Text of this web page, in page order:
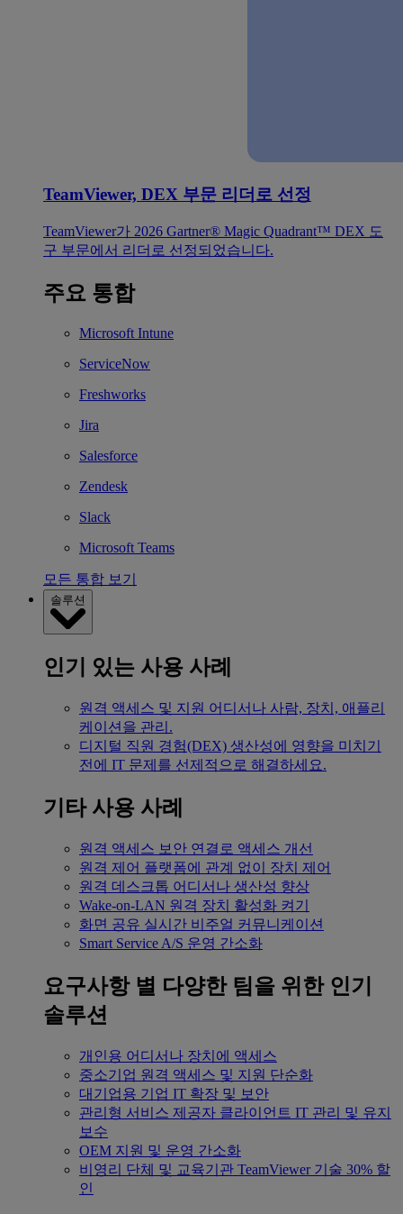
TeamViewer, DEX 부문 리더로 선정
TeamViewer가 2026 Gartner® Magic Quadrant™ DEX 도
구 부문에서 리더로 선정되었습니다.
주요 통합
Microsoft Intune
ServiceNow
Freshworks
Jira
Salesforce
Zendesk
Slack
Microsoft Teams
모든 통합 보기
솔루션
인기 있는 사용 사례
원격 액세스 및 지원 어디서나 사람, 장치, 애플리
케이션을 관리.
디지털 직원 경험(DEX) 생산성에 영향을 미치기
전에 IT 문제를 선제적으로 해결하세요.
기타 사용 사례
원격 액세스 보안 연결로 액세스 개선
원격 제어 플랫폼에 관계 없이 장치 제어
원격 데스크톱 어디서나 생산성 향상
Wake-on-LAN 원격 장치 활성화 켜기
화면 공유 실시간 비주얼 커뮤니케이션
Smart Service A/S 운영 간소화
요구사항 별 다양한 팀을 위한 인기
솔루션
개인용 어디서나 장치에 액세스
중소기업 원격 액세스 및 지원 단순화
대기업용 기업 IT 확장 및 보안
관리형 서비스 제공자 클라이언트 IT 관리 및 유지
보수
OEM 지원 및 운영 간소화
비영리 단체 및 교육기관 TeamViewer 기술 30% 할
인